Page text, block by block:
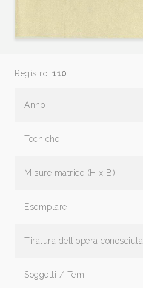
Registro: 110
Anno
Tecniche
Misure matrice (H x B)
Esemplare
Tiratura dell'opera conosciuta
Soggetti / Temi